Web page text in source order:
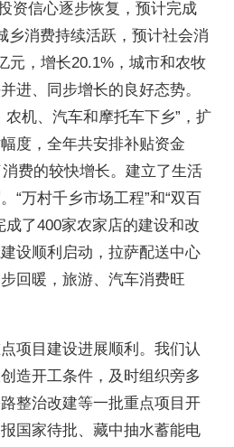
资信心逐步恢复，预计完成
乡消费持续活跃，预计社会消
元，增长20.1%，城市和农牧
进、同步增长的良好态势。
农机、汽车和摩托车下乡”，扩
度，全年共安排补贴资金
费的较快增长。建立了生活
“万村千乡市场工程”和“双百
成了400家农家店的建设和改
设顺利启动，拉萨配送中心
回暖，旅游、汽车消费旺
目建设进展顺利。我们认
造开工条件，及时组织旁多
整治改建等一批重点项目开
国家待批、藏中抽水蓄能电